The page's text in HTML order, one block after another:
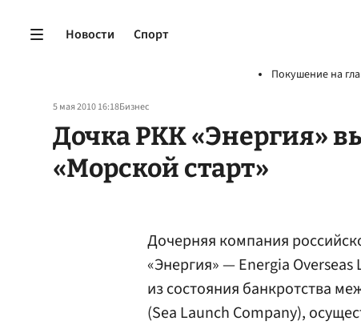
Новости Спорт
Покушение на
5 мая 2010 16:18Бизнес
Дочка РКК «Энергия»
«Морской старт»
Дочерняя компания
«Энергия» — Energia
из состояния банкротства
(Sea Launch Соmpany),